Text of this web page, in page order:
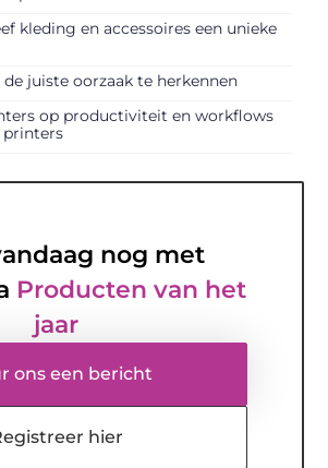
kleding en accessoires een unieke
juiste oorzaak te herkennen
op productiviteit en workflows
printers
nog met
Producten van het
jaar
ons een bericht
hier